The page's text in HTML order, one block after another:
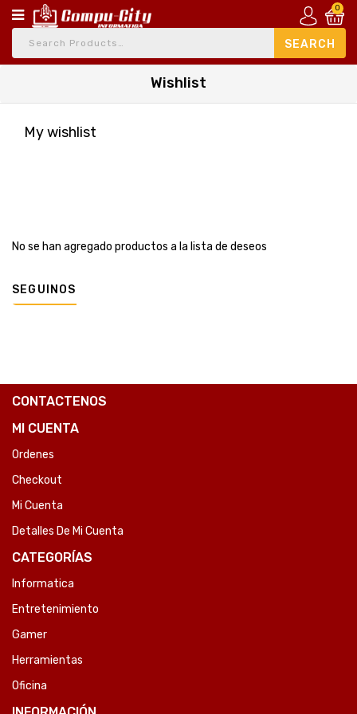
0
Wishlist
My wishlist
No se han agregado productos a la lista de deseos
SEGUINOS
CONTACTENOS
MI CUENTA
Ordenes
Checkout
Mi Cuenta
Detalles De Mi Cuenta
CATEGORÍAS
Informatica
Entretenimiento
Gamer
Herramientas
Oficina